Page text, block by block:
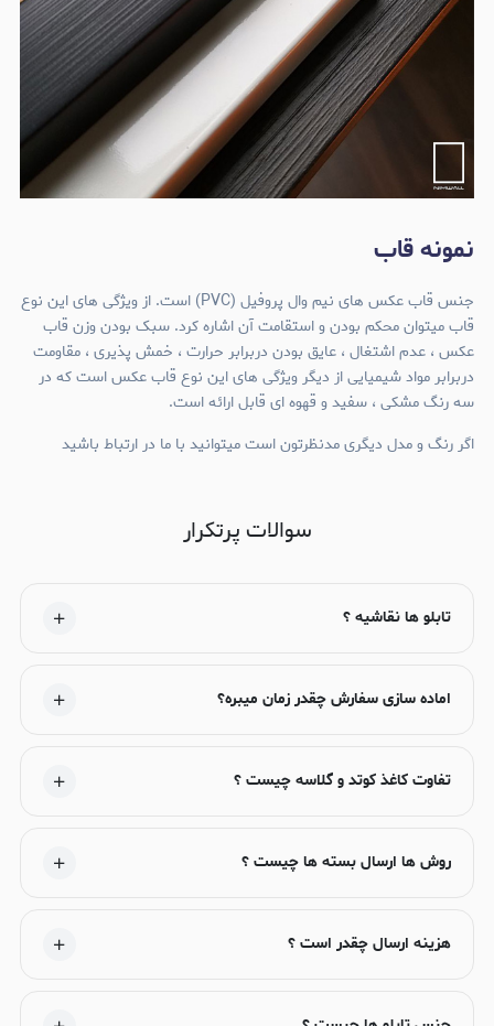
نمونه قاب
جنس قاب عکس های نیم وال پروفیل (PVC) است. از ویژگی های این نوع
قاب میتوان محکم بودن و استقامت آن اشاره کرد. سبک بودن وزن قاب
عکس ، عدم اشتغال ، عایق بودن دربرابر حرارت ، خمش پذیری ، مقاومت
دربرابر مواد شیمیایی از دیگر ویژگی های این نوع قاب عکس است که در
سه رنگ مشکی ، سفید و قهوه ای قابل ارائه است.
اگر رنگ و مدل دیگری مدنظرتون است میتوانید با ما در ارتباط باشید
سوالات پرتکرار
تابلو ها نقاشیه ؟
اماده سازی سفارش چقدر زمان میبره؟
تفاوت کاغذ کوتد و گلاسه چیست ؟
روش ها ارسال بسته ها چیست ؟
هزینه ارسال چقدر است ؟